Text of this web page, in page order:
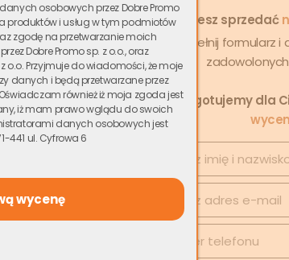
wszystkim
To
Chcesz sprzedać
Wypełnij formularz
Przygotujemy dla
osobowych przez Dobre Promo
produktów i usług w tym podmiotów
zgodę na przetwarzanie moich
Dobre Promo sp. z o.o., oraz
o.o. Przyjmuje do wiadomości, że moje
danych i będą przetwarzane przez
również iż moja zgoda jest
iż mam prawo wglądu do swoich
danych osobowych jest
441 ul. Cyfrowa 6